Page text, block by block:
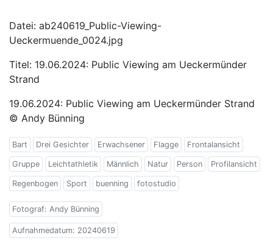
Datei: ab240619_Public-Viewing-
Ueckermuende_0024.jpg
Titel: 19.06.2024: Public Viewing am Ueckermünder
Strand
19.06.2024: Public Viewing am Ueckermünder Strand
© Andy Bünning
Bart Drei Gesichter Erwachsener Flagge Frontalansicht
Gruppe Leichtathletik Männlich Natur Person Profilansicht
Regenbogen Sport buenning fotostudio
Fotograf: Andy Bünning
Aufnahmedatum: 20240619